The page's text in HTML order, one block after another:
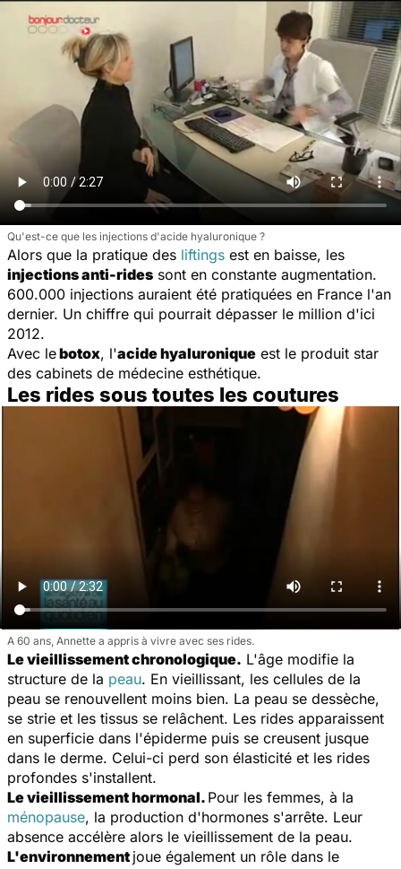
Qu'est-ce que les injections d'acide hyaluronique ?
Alors que la pratique des liftings est en baisse, les
injections anti-rides sont en constante augmentation.
600.000 injections auraient été pratiquées en France l'an
dernier. Un chiffre qui pourrait dépasser le million d'ici
2012.
Avec lebotox, l'acide hyaluronique est le produit star
des cabinets de médecine esthétique.
Les rides sous toutes les coutures
A 60 ans, Annette a appris à vivre avec ses rides.
Le vieillissement chronologique. L'âge modifie la
structure de la peau. En vieillissant, les cellules de la
peau se renouvellent moins bien. La peau se dessèche,
se strie et les tissus se relâchent. Les rides apparaissent
en superficie dans l'épiderme puis se creusent jusque
dans le derme. Celui-ci perd son élasticité et les rides
profondes s'installent.
Le vieillissement hormonal. Pour les femmes, à la
ménopause, la production d'hormones s'arrête. Leur
absence accélère alors le vieillissement de la peau.
L'environnement joue également un rôle dans le